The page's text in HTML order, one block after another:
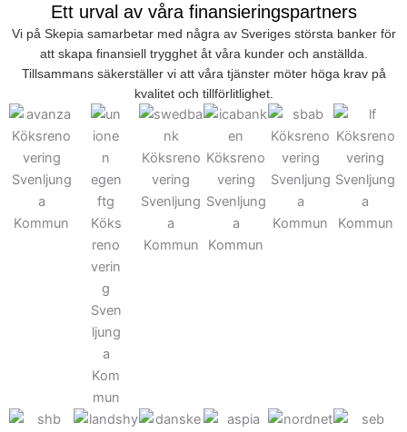
Ett urval av våra finansieringspartners
Vi på Skepia samarbetar med några av Sveriges största banker för
att skapa finansiell trygghet åt våra kunder och anställda.
Tillsammans säkerställer vi att våra tjänster möter höga krav på
kvalitet och tillförlitlighet.